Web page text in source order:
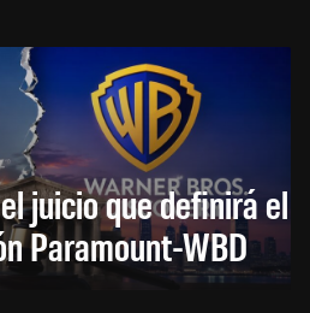
juicio que definirá el
Paramount-WBD